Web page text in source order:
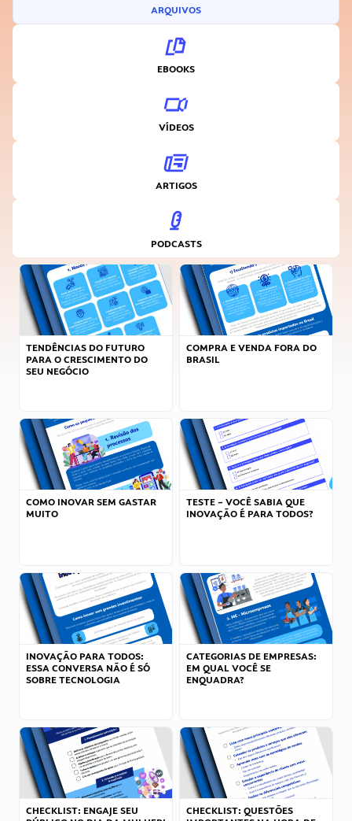
ARQUIVOS
EBOOKS
VÍDEOS
ARTIGOS
PODCASTS
TENDÊNCIAS DO FUTURO
PARA O CRESCIMENTO DO
SEU NEGÓCIO
COMPRA E VENDA FORA DO
BRASIL
COMO INOVAR SEM GASTAR
MUITO
TESTE – VOCÊ SABIA QUE
INOVAÇÃO É PARA TODOS?
INOVAÇÃO PARA TODOS:
ESSA CONVERSA NÃO É SÓ
SOBRE TECNOLOGIA
CATEGORIAS DE EMPRESAS:
EM QUAL VOCÊ SE
ENQUADRA?
CHECKLIST: ENGAJE SEU
CHECKLIST: QUESTÕES